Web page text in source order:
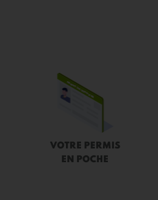
VOTRE PERMIS
EN POCHE